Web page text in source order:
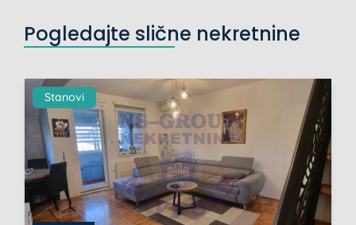
Pogledajte slične nekretnine
Stanovi